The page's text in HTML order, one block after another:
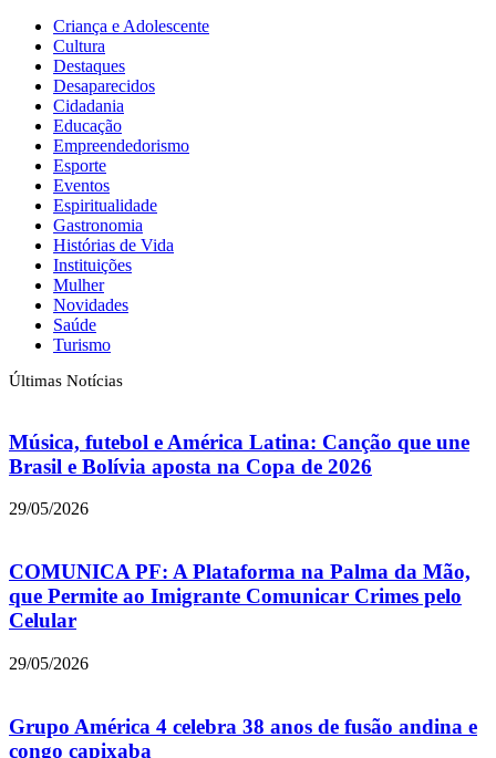
Criança e Adolescente
Cultura
Destaques
Desaparecidos
Cidadania
Educação
Empreendedorismo
Esporte
Eventos
Espiritualidade
Gastronomia
Histórias de Vida
Instituições
Mulher
Novidades
Saúde
Turismo
Últimas Notícias
Música, futebol e América Latina: Canção que une
Brasil e Bolívia aposta na Copa de 2026
29/05/2026
COMUNICA PF: A Plataforma na Palma da Mão,
que Permite ao Imigrante Comunicar Crimes pelo
Celular
29/05/2026
Grupo América 4 celebra 38 anos de fusão andina e
congo capixaba